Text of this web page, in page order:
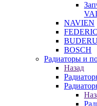
NAVIEN
BOSCH
Радиаторы и
Назад